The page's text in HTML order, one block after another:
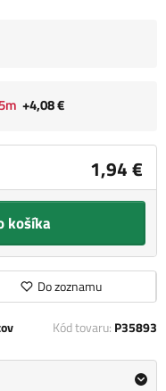
1,94 €
košíka
Do zoznamu
+4,08 €
Kód tovaru: P35893